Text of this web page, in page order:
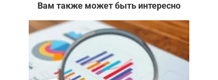
Вам также может быть интересно